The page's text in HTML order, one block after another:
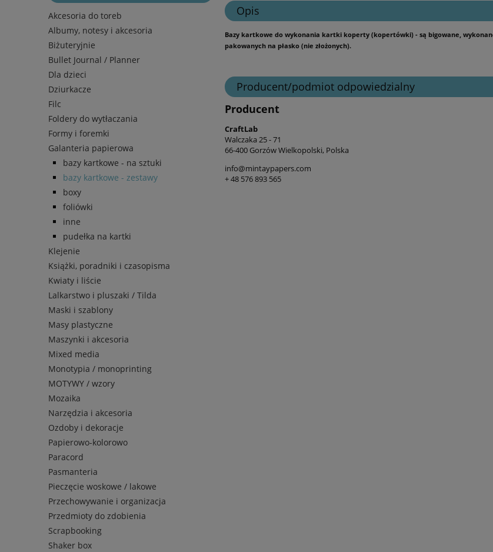
Akcesoria do toreb
Albumy, notesy i akcesoria
Biżuteryjnie
Bullet Journal / Planner
Dla dzieci
Dziurkacze
Filc
Foldery do wytłaczania
Formy i foremki
Galanteria papierowa
bazy kartkowe - na sztuki
bazy kartkowe - zestawy
boxy
foliówki
inne
pudełka na kartki
Klejenie
Książki, poradniki i czasopisma
Kwiaty i liście
Lalkarstwo i pluszaki / Tilda
Maski i szablony
Masy plastyczne
Maszynki i akcesoria
Mixed media
Monotypia / monoprinting
MOTYWY / wzory
Mozaika
Narzędzia i akcesoria
Ozdoby i dekoracje
Papierowo-kolorowo
Paracord
Pasmanteria
Pieczęcie woskowe / lakowe
Przechowywanie i organizacja
Przedmioty do zdobienia
Scrapbooking
Shaker box
Opis
Bazy kartkowe do wykonania kartki koperty (kopertówki) - są bigowane,
pakowanych na płasko (nie złożonych).
Producent/podmiot odpowiedzialny
Producent
CraftLab
Walczaka 25 - 71
66-400 Gorzów Wielkopolski, Polska
info@mintaypapers.com
+ 48 576 893 565